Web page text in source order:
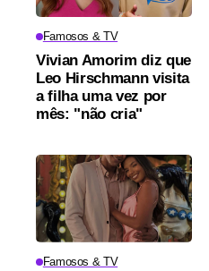
Famosos & TV
Vivian Amorim diz que
Leo Hirschmann visita
a filha uma vez por
mês: "não cria"
Famosos & TV